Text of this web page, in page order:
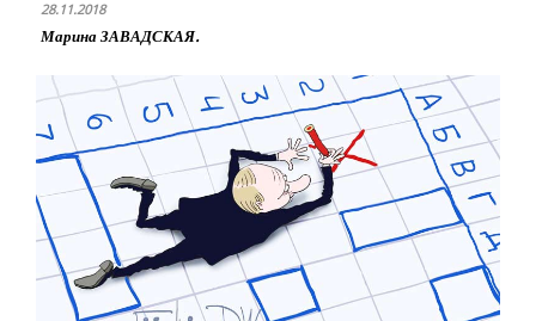
28.11.2018
Марина ЗАВАДСКАЯ.